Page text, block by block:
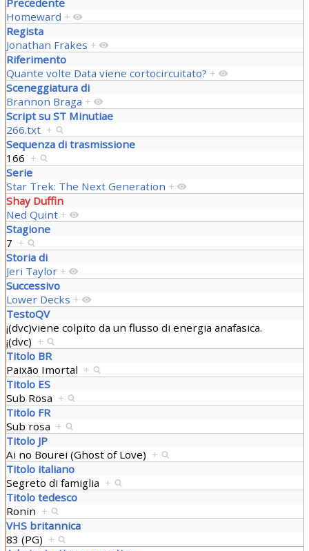
Homeward +
Regista
Jonathan Frakes +
Riferimento
Quante volte Data viene cortocircuitato? +
Sceneggiatura di
Brannon Braga +
Script su ST Minutiae
266.txt +
Sequenza di trasmissione
166 +
Serie
Star Trek: The Next Generation +
Shay Duffin
Ned Quint +
Stagione
7 +
Storia di
Jeri Taylor +
Successivo
Lower Decks +
TestoQV
¡(dvc)viene colpito da un flusso di energia anafasica.
¡(dvc) +
Titolo BR
Paixão Imortal +
Titolo ES
Sub Rosa +
Titolo FR
Sub rosa +
Titolo JP
Ai no Bourei (Ghost of Love) +
Titolo italiano
Segreto di famiglia +
Titolo tedesco
Ronin +
VHS britannica
83 (PG) +